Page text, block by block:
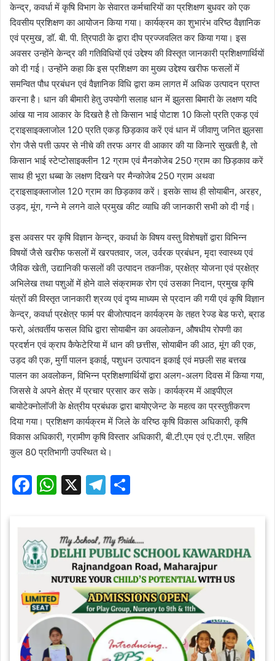
केन्द्र, कवर्धा में कृषि विभाग के सेवारत कर्मचारियों का प्रशिक्षण बुधवर को एक
दिवसीय प्रशिक्षण का आयोजन किया गया। कार्यक्रम का शुभारंभ वरिष्ठ वैज्ञानिक
एवं प्रमुख, डॉ. बी. पी. त्रिपाठी के द्वारा दीप प्रज्जवलित कर किया गया। इस
अवसर उन्होंने केन्द्र की गतिविधियों एवं उद्देश्य की विस्तृत जानकारी प्रशिक्षणार्थियों
को दी गई। उन्होंने कहा कि इस प्रशिक्षण का मुख्य उद्देश्य खरीफ फसलों में
समन्वित पौध प्रबंधन एवं वैज्ञानिक विधि द्वारा कम लागत में अधिक उत्पादन प्राप्त
करना है। धान की बीमारी हेतु उपयोगी सलाह धान में झुलसा बिमारी के लक्षण यदि
आंख या नाव आकार के दिखते है तो किसान भाई पोटाश 10 किलो प्रति एकड़ एवं
ट्राइसाइक्लाजोल 120 प्रति एकड़ छिड़काव करें एवं धान में जीवाणु जनित झुलसा
रोग जैसे पत्ती ऊपर से नीचे की तरफ अगर वी आकार की या किनारे सुखती है, तो
किसान भाई स्टेप्टोसाइक्लीन 12 ग्राम एवं मैनकोजेब 250 ग्राम का छिड़काव करें
साथ ही भूरा धब्बा के लक्षण दिखने पर मैन्कोजेब 250 ग्राम अथवा
ट्राइसाइक्लाजोल 120 ग्राम का छिड़काव करें। इसके साथ ही सोयाबीन, अरहर,
उड़द, मूंग, गन्ने मे लगने वाले प्रमुख कीट व्याधि की जानकारी सभी को दी गई।
इस अवसर पर कृषि विज्ञान केन्द्र, कवर्धा के विषय वस्तु विशेषज्ञों द्वारा विभिन्न
विषयों जैसे खरीफ फसलों में खरपतवार, जल, उर्वरक प्रबंधन, मृदा स्वास्थ्य एवं
जैविक खेती, उद्यानिकी फसलों की उत्पादन तकनीक, प्रक्षेत्र योजना एवं प्रक्षेत्र
अभिलेख तथा पशुओं में होने वाले संक्रामक रोग एवं उसका निदान, प्रमुख कृषि
यंत्रों की विस्तृत जानकारी श्रव्य एवं दृष्य माध्यम से प्रदान की गयी एवं कृषि विज्ञान
केन्द्र, कवर्धा प्रक्षेत्र फार्म पर बीजोत्पादन कार्यक्रम के तहत रेज्ड बेड फरो, ब्राड
फरो, अंतवर्तीय फसल विधि द्वारा सोयाबीन का अवलोकन, औषधीय रोपणी का
प्रदर्शन एवं क्राप कैफेटेरिया में धान की छत्तीस, सोयाबीन की आठ, मूंग की एक,
उड़द की एक, मुर्गी पालन इकाई, पशुधन उत्पादन इकाई एवं मछली सह बत्तख
पालन का अवलोकन, विभिन्न प्रशिक्षणार्थियों द्वारा अलग-अलग दिवस में किया गया,
जिससे वे अपने क्षेत्र में प्रचार प्रसार कर सके। कार्यक्रम में आइपीएल
बायोटेक्नोलॉजी के क्षेत्रीय प्रबंधक द्वारा बायोएजेन्ट के महत्व का प्रस्तुतीकरण
दिया गया। प्रशिक्षण कार्यक्रम में जिले के वरिष्ठ कृषि विकास अधिकारी, कृषि
विकास अधिकारी, ग्रामीण कृषि विस्तार अधिकारी, बी.टी.एम एवं ए.टी.एम. सहित
कुल 80 प्रतिभागी उपस्थित थे।
F
e
b
o
k
W
s
A
p
p
X
T
gr
a
m
e